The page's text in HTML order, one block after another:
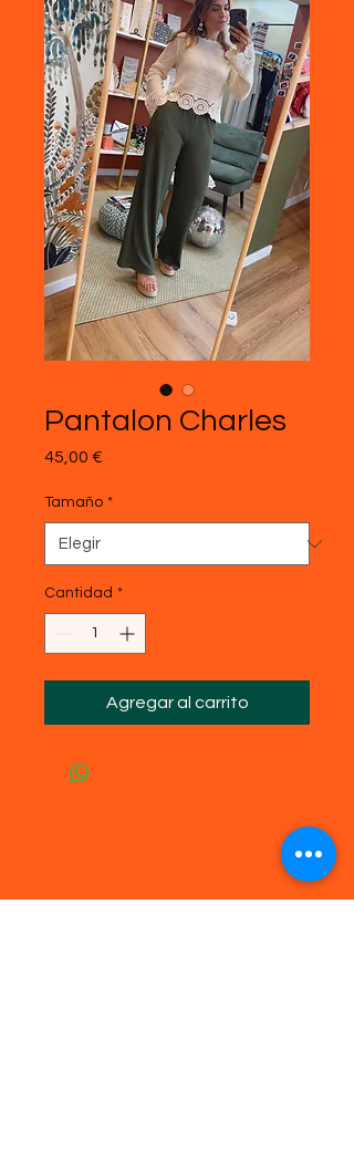
Pantalon Charles
45,00 €
Tamaño *
Cantidad *
Agregar al carrito